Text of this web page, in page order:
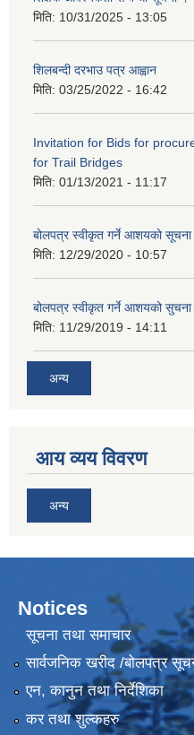
मिति: 10/31/2025 - 13:05
शिलबन्दी दरभाउ पत्र आह्वान
मिति: 03/25/2022 - 16:42
Invitation for Bids for
for Trail Bridges
मिति: 01/13/2021 - 11:17
बोलपत्र स्वीकृत गर्ने आशयको सूचना
मिति: 12/29/2020 - 10:57
बोलपत्र स्वीकृत गर्ने आशयको सुचना
मिति: 11/29/2019 - 14:11
अन्य
आय व्यय विवरण
अन्य
Notices
सूचना तथा समाचार
सार्वजनिक खरीद /बोलपत्र
एन, कानुन तथा निर्देशिका
कर तथा शुल्कहरु